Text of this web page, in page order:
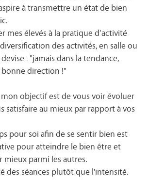
à transmettre un état de bien
mes élevés à la pratique d’activité
des activités, en salle ou
: "jamais dans la tendance,
direction !"
objectif est de vous voir évoluer
satisfaire au mieux par rapport à vos
pour soi afin de se sentir bien est
pour atteindre le bien être et
mieux parmi les autres.
des séances plutôt que l'intensité.